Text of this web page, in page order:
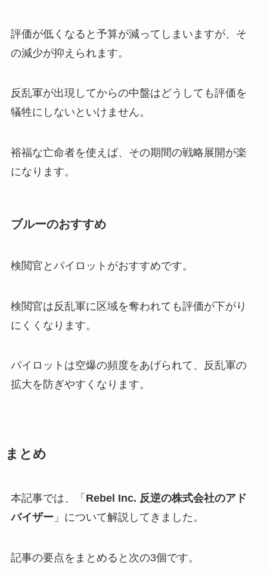
評価が低くなると予算が減ってしまいますが、そ
の減少が抑えられます。
反乱軍が出現してからの中盤はどうしても評価を
犠牲にしないといけません。
裕福な亡命者を使えば、その期間の戦略展開が楽
になります。
ブルーのおすすめ
検閲官とパイロットがおすすめです。
検閲官は反乱軍に区域を奪われても評価が下がり
にくくなります。
パイロットは空爆の頻度をあげられて、反乱軍の
拡大を防ぎやすくなります。
まとめ
本記事では、「 Rebel Inc. 反逆の株式会社のアド
バイザー 」について解説してきました。
記事の要点をまとめると次の3個です。